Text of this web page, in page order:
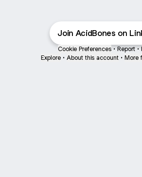
Join AcidBones on
Cookie Preferences • Report •
Explore • About this account • More